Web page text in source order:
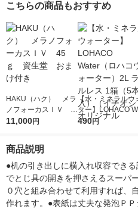
こちらの商品もおすすめ
HAKU（ハク） メラ
ノフォーカスＩＶ 4
5ｇ 資生堂 おまけ
11,000円
【水・ミネラルウ
ター】LOHACO
r（ロハコウォータ
490円
商品説明
●机の引き出しに横入れ収容でき
でとじ具の開きを押さえるスーパ
０穴と組み合わせて利用すれば、
作れます。●表紙は丈夫な発泡Ｐ